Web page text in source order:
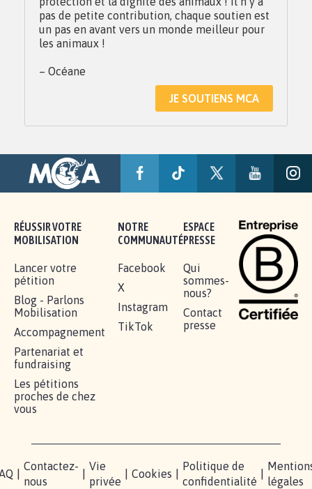
pas de petite contribution, chaque soutien est
un pas en avant vers un monde meilleur pour
les animaux !
– Océane
JE SOUTIENS MCA
RÉUSSIR VOTRE
MOBILISATION
Lancer votre
pétition
Blog - Parlons
Mobilisation
Accompagnement
Partenariat et
fundraising
Les pétitions
proches de chez
vous
NOTRE
COMMUNAUTÉ
Facebook
X
Instagram
TikTok
ESPACE
PRESSE
Qui
sommes-
nous?
Contact
presse
Contactez-
nous
Vie
privée
Cookies
Politique de
confidentialité
légales